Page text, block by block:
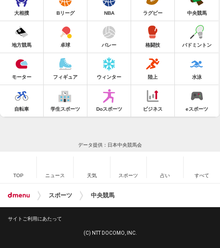
大相撲 Bリーグ NBA ラグビー 中央競馬
地方競馬 卓球 バレー 格闘技 バドミントン
モーター フィギュア ウィンター 陸上 水泳
自転車 学生スポーツ Doスポーツ ビジネス eスポーツ
データ提供：日本中央競馬会
TOP ニュース 天気 スポーツ 占い すべて
スポーツ 中央競馬
サイトご利用にあたって
(C) NTT DOCOMO, INC.